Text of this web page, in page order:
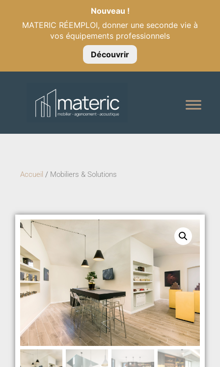
Nouveau !
MATERIC RÉEMPLOI, donner une seconde vie à
vos équipements professionnels
Découvrir
Accueil / Mobiliers & Solutions